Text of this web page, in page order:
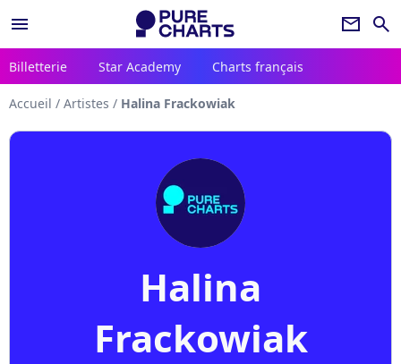
menu newsletter search
Billetterie Star Academy Charts français
Accueil / Artistes / Halina Frackowiak
Halina
Frackowiak